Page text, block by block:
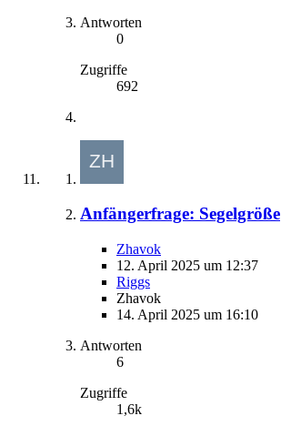
Antworten
0
Zugriffe
692
Anfängerfrage: Segelgröße
Zhavok
12. April 2025 um 12:37
Riggs
Zhavok
14. April 2025 um 16:10
Antworten
6
Zugriffe
1,6k